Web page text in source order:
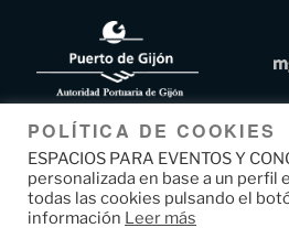
POLÍTICA DE COOKIES
ESPACIOS PARA EVENTOS Y
personalizada en base a un
todas las cookies pulsando el
información Leer más